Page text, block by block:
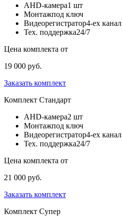
AHD-камера1 шт
Монтажпод ключ
Видеорегистратор4-ех канал
Тех. поддержка24/7
Цена комплекта от
19 000 руб.
Заказать комплект
Комплект Стандарт
AHD-камера2 шт
Монтажпод ключ
Видеорегистратор4-ех канал
Тех. поддержка24/7
Цена комплекта от
21 000 руб.
Заказать комплект
Комплект Супер